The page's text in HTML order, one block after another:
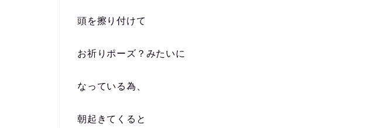
頭を擦り付けて
お祈りポーズ？みたいに
なっている為、
朝起きてくると